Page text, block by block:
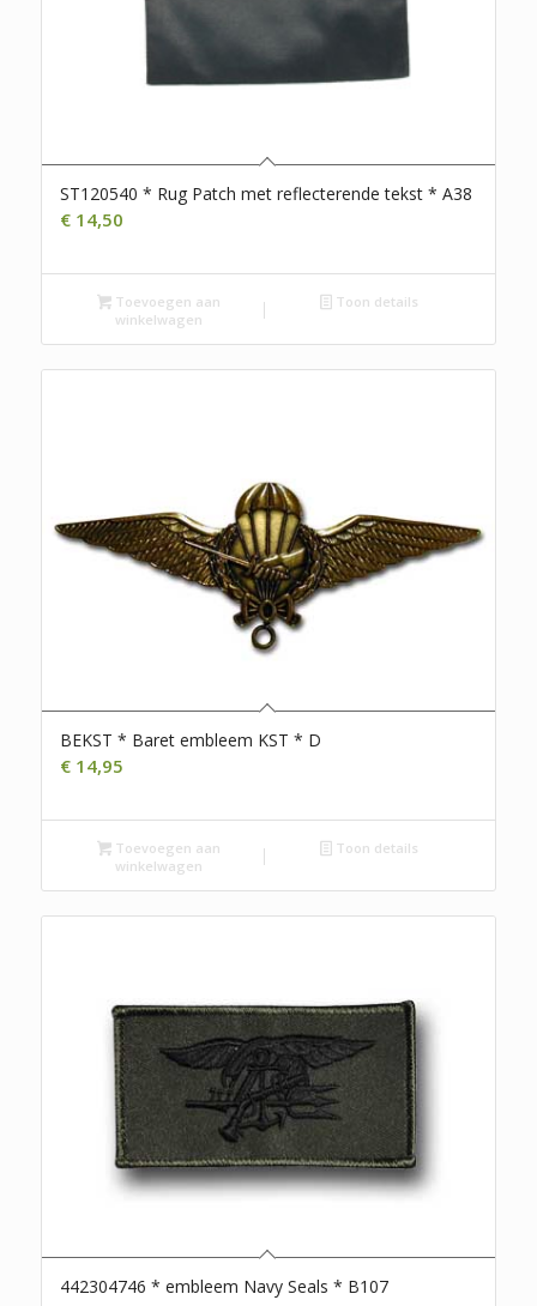
ST120540 * Rug Patch met reflecterende tekst * A38
€14,50
Toevoegen aan
winkelwagen
Toon details
BEKST * Baret embleem KST * D
€14,95
Toevoegen aan
winkelwagen
Toon details
442304746 * embleem Navy Seals * B107